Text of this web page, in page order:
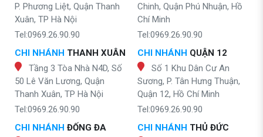
P. Phương Liệt, Quận Thanh
Xuân, TP Hà Nội
Tel:0969.26.90.90
CHI NHÁNH THANH XUÂN
Tầng 3 Tòa Nhà N4D, Số
50 Lê Văn Lương, Quận
Thanh Xuân, TP Hà Nội
Tel:0969.26.90.90
CHI NHÁNH ĐỐNG ĐA
Chinh, Quận Phú Nhuận, Hồ
Chí Minh
Tel:0969.26.90.90
CHI NHÁNH QUẬN 12
Số 1 Khu Dân Cư An
Sương, P. Tân Hưng Thuận,
Quận 12, Hồ Chí Minh
Tel:0969.26.90.90
CHI NHÁNH THỦ ĐỨC